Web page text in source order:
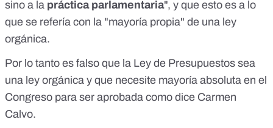
sino a la práctica parlamentaria", y que esto es a lo
que se refería con la "mayoría propia" de una ley
orgánica.
Por lo tanto es falso que la Ley de Presupuestos sea
una ley orgánica y que necesite mayoría absoluta en el
Congreso para ser aprobada como dice Carmen
Calvo.